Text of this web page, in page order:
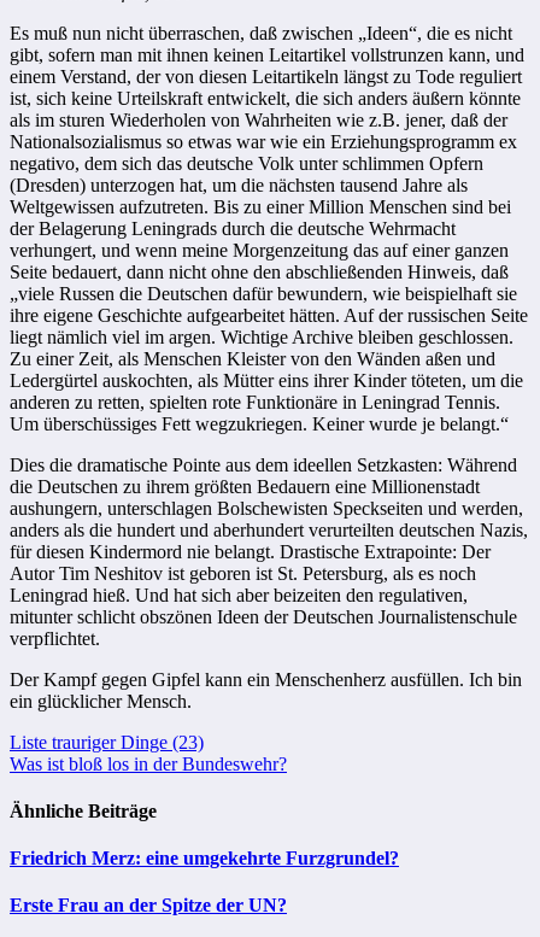
Es muß nun nicht überraschen, daß zwischen „Ideen“, die es nicht
gibt, sofern man mit ihnen keinen Leitartikel vollstrunzen kann, und
einem Verstand, der von diesen Leitartikeln längst zu Tode reguliert
ist, sich keine Urteilskraft entwickelt, die sich anders äußern könnte
als im sturen Wiederholen von Wahrheiten wie z.B. jener, daß der
Nationalsozialismus so etwas war wie ein Erziehungsprogramm ex
negativo, dem sich das deutsche Volk unter schlimmen Opfern
(Dresden) unterzogen hat, um die nächsten tausend Jahre als
Weltgewissen aufzutreten. Bis zu einer Million Menschen sind bei
der Belagerung Leningrads durch die deutsche Wehrmacht
verhungert, und wenn meine Morgenzeitung das auf einer ganzen
Seite bedauert, dann nicht ohne den abschließenden Hinweis, daß
„viele Russen die Deutschen dafür bewundern, wie beispielhaft sie
ihre eigene Geschichte aufgearbeitet hätten. Auf der russischen Seite
liegt nämlich viel im argen. Wichtige Archive bleiben geschlossen.
Zu einer Zeit, als Menschen Kleister von den Wänden aßen und
Ledergürtel auskochten, als Mütter eins ihrer Kinder töteten, um die
anderen zu retten, spielten rote Funktionäre in Leningrad Tennis.
Um überschüssiges Fett wegzukriegen. Keiner wurde je belangt.“
Dies die dramatische Pointe aus dem ideellen Setzkasten: Während
die Deutschen zu ihrem größten Bedauern eine Millionenstadt
aushungern, unterschlagen Bolschewisten Speckseiten und werden,
anders als die hundert und aberhundert verurteilten deutschen Nazis,
für diesen Kindermord nie belangt. Drastische Extrapointe: Der
Autor Tim Neshitov ist geboren ist St. Petersburg, als es noch
Leningrad hieß. Und hat sich aber beizeiten den regulativen,
mitunter schlicht obszönen Ideen der Deutschen Journalistenschule
verpflichtet.
Der Kampf gegen Gipfel kann ein Menschenherz ausfüllen. Ich bin
ein glücklicher Mensch.
Beitragsnavigation
Liste trauriger Dinge (23)
Was ist bloß los in der Bundeswehr?
Ähnliche Beiträge
Friedrich Merz: eine umgekehrte Furzgrundel?
Erste Frau an der Spitze der UN?